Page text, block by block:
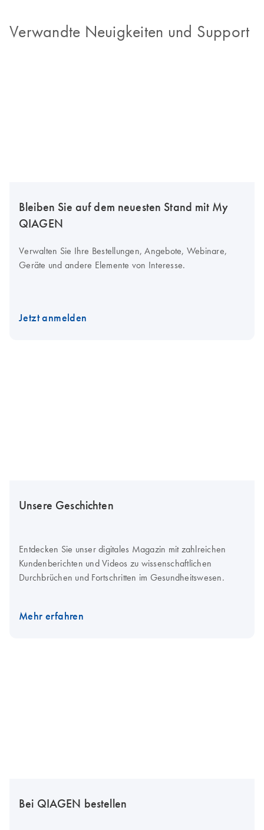
Verwandte Neuigkeiten und Support
Bleiben Sie auf dem neuesten Stand mit My
QIAGEN
Verwalten Sie Ihre Bestellungen, Angebote, Webinare,
Geräte und andere Elemente von Interesse.
Jetzt anmelden
Unsere Geschichten
Entdecken Sie unser digitales Magazin mit zahlreichen
Kundenberichten und Videos zu wissenschaftlichen
Durchbrüchen und Fortschritten im Gesundheitswesen.
Mehr erfahren
Bei QIAGEN bestellen